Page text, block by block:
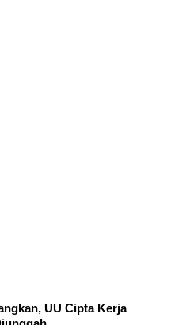
UU Cipta Kerja